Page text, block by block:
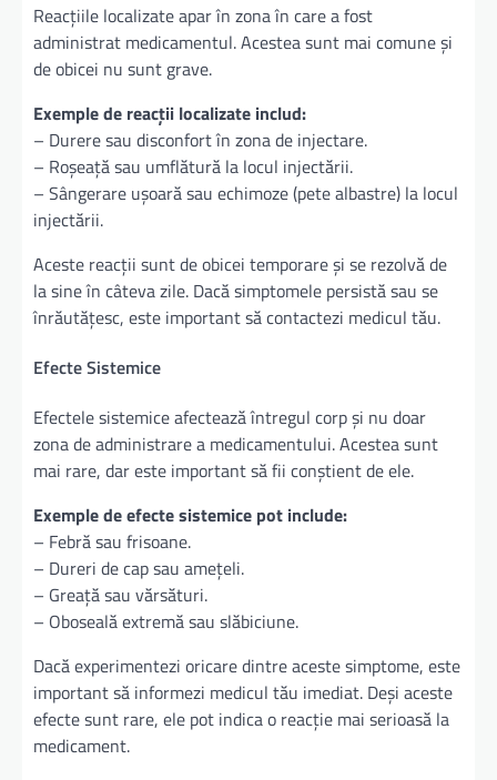
Reacțiile localizate apar în zona în care a fost
administrat medicamentul. Acestea sunt mai comune și
de obicei nu sunt grave.
Exemple de reacții localizate includ:
– Durere sau disconfort în zona de injectare.
– Roșeață sau umflătură la locul injectării.
– Sângerare ușoară sau echimoze (pete albastre) la locul
injectării.
Aceste reacții sunt de obicei temporare și se rezolvă de
la sine în câteva zile. Dacă simptomele persistă sau se
înrăutățesc, este important să contactezi medicul tău.
Efecte Sistemice
Efectele sistemice afectează întregul corp și nu doar
zona de administrare a medicamentului. Acestea sunt
mai rare, dar este important să fii conștient de ele.
Exemple de efecte sistemice pot include:
– Febră sau frisoane.
– Dureri de cap sau amețeli.
– Greață sau vărsături.
– Oboseală extremă sau slăbiciune.
Dacă experimentezi oricare dintre aceste simptome, este
important să informezi medicul tău imediat. Deși aceste
efecte sunt rare, ele pot indica o reacție mai serioasă la
medicament.